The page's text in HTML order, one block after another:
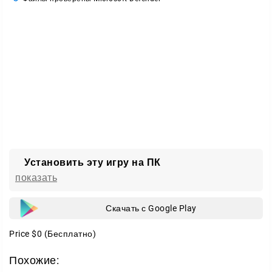
Установить эту игру на ПК
показать
Скачать с Google Play
Price $0 (Бесплатно)
Похожие: